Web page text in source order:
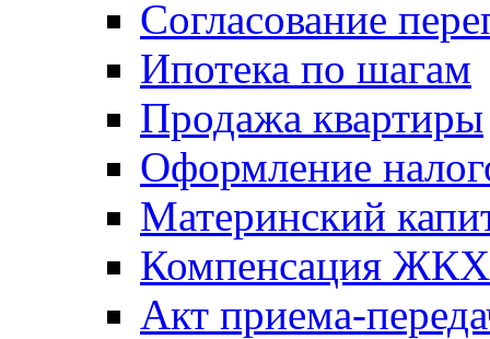
Согласование
Ипотека по шагам
Продажа квартиры
Оформление
Материнский
Компенсация ЖКХ
Акт приема-